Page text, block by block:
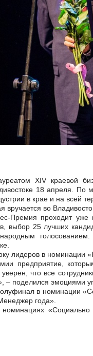
XIV краевой
18 апреля. По
в крае и на всей
вручается во
Премия проходит
выбор 25 лучших
лидеров в номинации
предприятие,
что все
– поделился эмоциями
в номинации
года».